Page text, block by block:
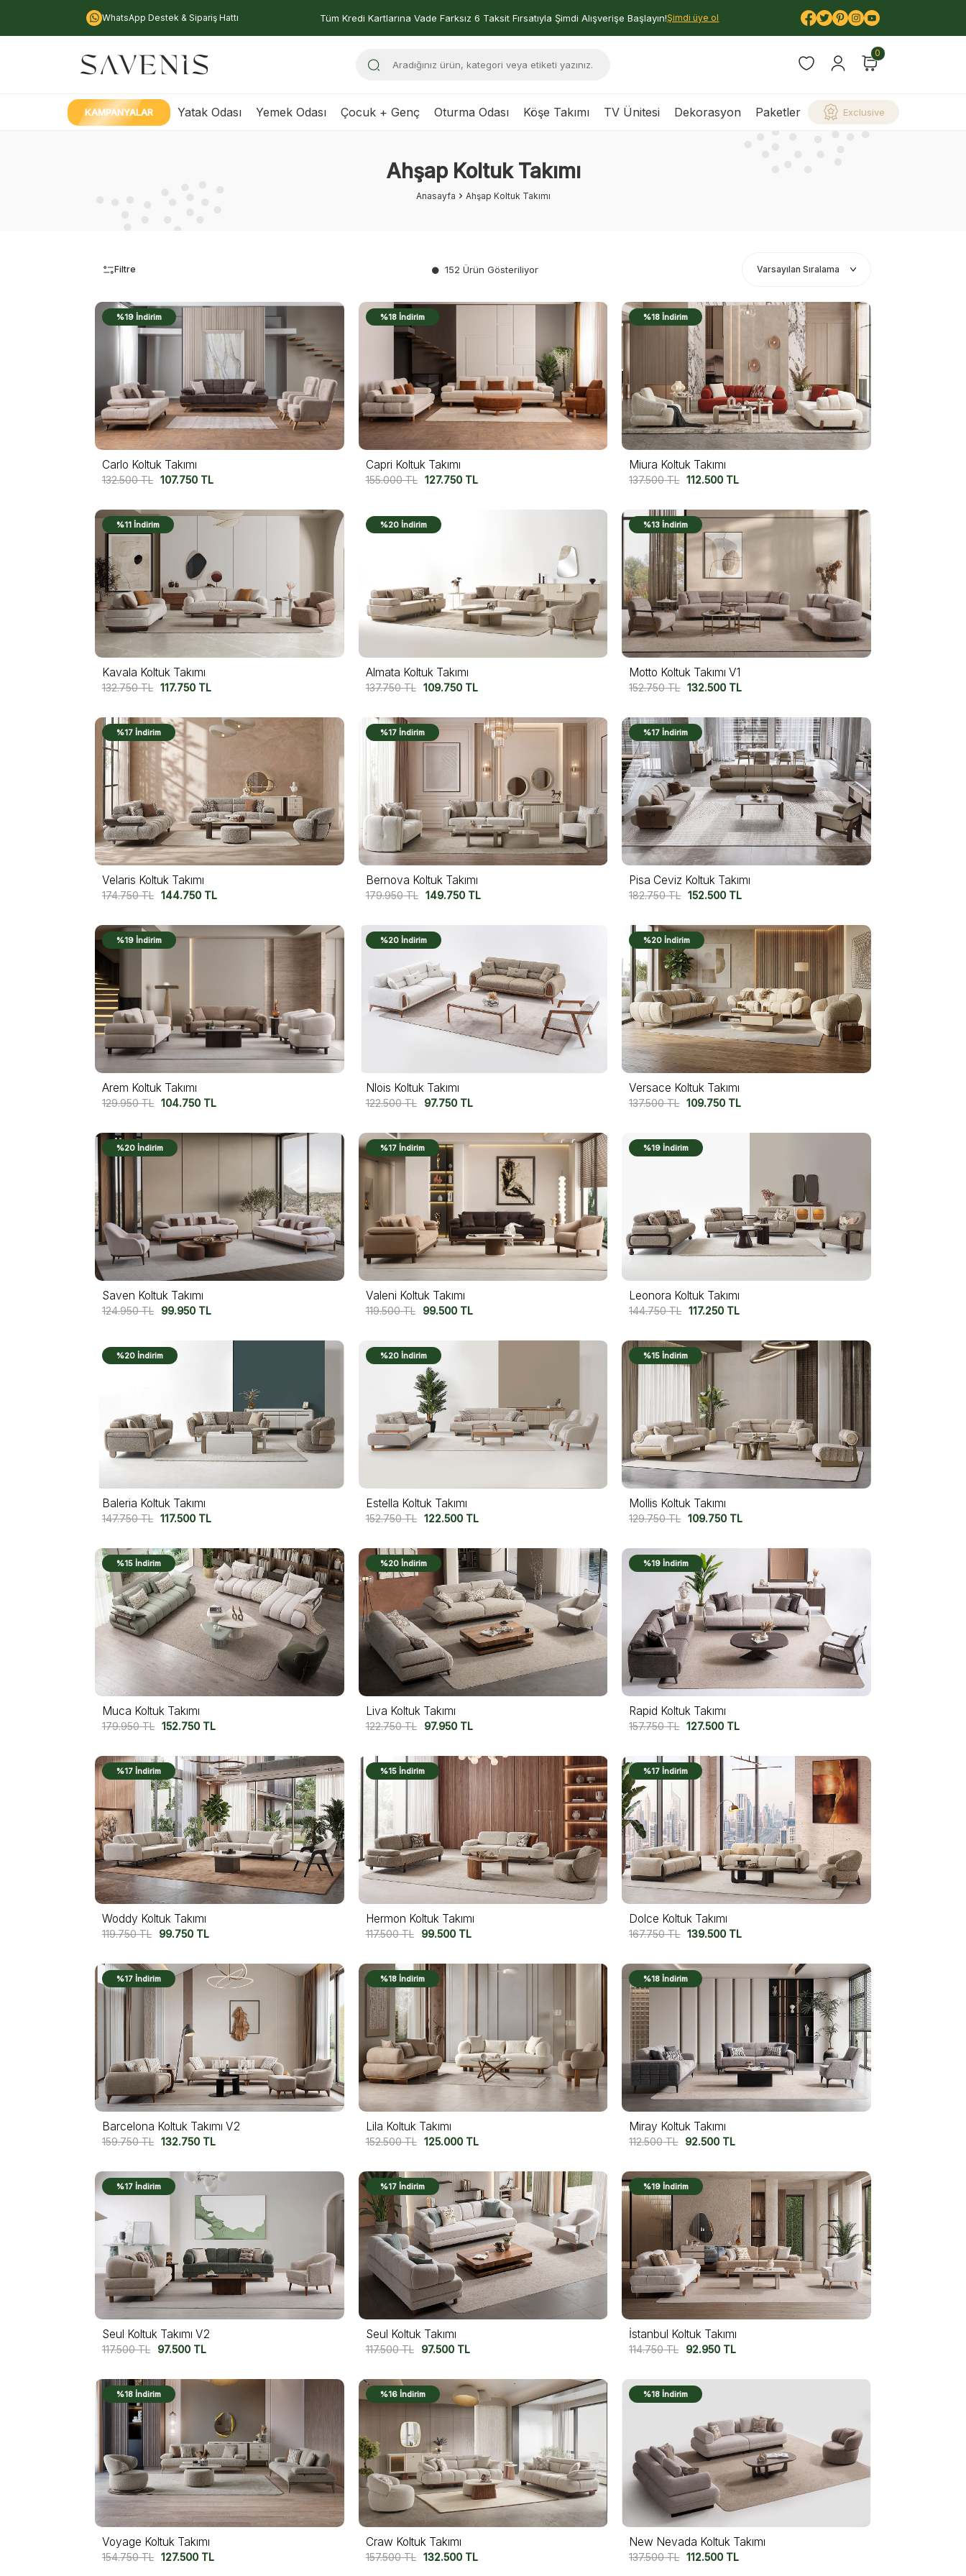
WhatsApp Destek & Sipariş Hattı Tüm Kredi Kartlarına Vade Farksız 6 Taksit Fırsatıyla Şimdi Alışverişe Başlayın!Şimdi üye ol
0
KAMPANYALAR Yatak Odası Yemek Odası Çocuk + Genç Oturma Odası Köşe Takımı TV Ünitesi Dekorasyon Paketler Exclusive
Ahşap Koltuk Takımı
Anasayfa Ahşap Koltuk Takımı
152 Ürün Gösteriliyor
Filtre
%19 İndirim
Carlo Koltuk Takımı
132.500TL 107.750 TL
%18 İndirim
Capri Koltuk Takımı
155.000TL 127.750TL
%18 İndirim
Miura Koltuk Takımı
137.500TL 112.500 TL
%11 İndirim
Kavala Koltuk Takımı
132.750TL 117.750 TL
%20 İndirim
Almata Koltuk Takımı
137.750TL 109.750TL
%13 İndirim
Motto Koltuk Takımı V1
152.750TL 132.500 TL
%17 İndirim
Velaris Koltuk Takımı
174.750TL 144.750 TL
%17 İndirim
Bernova Koltuk Takımı
179.950TL 149.750TL
%17 İndirim
Pisa Ceviz Koltuk Takımı
182.750TL 152.500 TL
%19 İndirim
Arem Koltuk Takımı
129.950TL 104.750 TL
%20 İndirim
Nlois Koltuk Takımı
122.500TL 97.750TL
%20 İndirim
Versace Koltuk Takımı
137.500TL 109.750 TL
%20 İndirim
Saven Koltuk Takımı
124.950TL 99.950 TL
%17 İndirim
Valeni Koltuk Takımı
119.500TL 99.500TL
%19 İndirim
Leonora Koltuk Takımı
144.750TL 117.250 TL
%20 İndirim
Baleria Koltuk Takımı
147.750TL 117.500 TL
%20 İndirim
Estella Koltuk Takımı
152.750TL 122.500TL
%15 İndirim
Mollis Koltuk Takımı
129.750TL 109.750 TL
%15 İndirim
Muca Koltuk Takımı
179.950TL 152.750 TL
%20 İndirim
Liva Koltuk Takımı
122.750TL 97.950TL
%19 İndirim
Rapid Koltuk Takımı
157.750TL 127.500 TL
%17 İndirim
Woddy Koltuk Takımı
119.750TL 99.750 TL
%15 İndirim
Hermon Koltuk Takımı
117.500TL 99.500TL
%17 İndirim
Dolce Koltuk Takımı
167.750TL 139.500 TL
%17 İndirim
Barcelona Koltuk Takımı V2
159.750TL 132.750 TL
%18 İndirim
Lila Koltuk Takımı
152.500TL 125.000TL
%18 İndirim
Miray Koltuk Takımı
112.500TL 92.500 TL
%17 İndirim
Seul Koltuk Takımı V2
117.500TL 97.500 TL
%17 İndirim
Seul Koltuk Takımı
117.500TL 97.500TL
%19 İndirim
İstanbul Koltuk Takımı
114.750TL 92.950 TL
%18 İndirim
Voyage Koltuk Takımı
154.750TL 127.500 TL
%16 İndirim
Craw Koltuk Takımı
157.500TL 132.500TL
%18 İndirim
New Nevada Koltuk Takımı
137.500TL 112.500 TL